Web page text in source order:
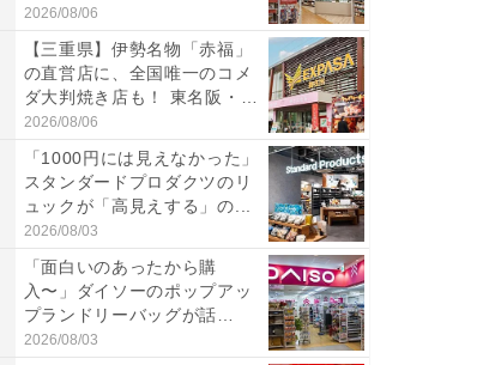
2026/08/06
【三重県】伊勢名物「赤福」
の直営店に、全国唯一のコメ
ダ大判焼き店も！ 東名阪・
伊...
2026/08/06
「1000円には見えなかった」
スタンダードプロダクツのリ
ュックが「高見えする」の...
2026/08/03
「面白いのあったから購
入〜」ダイソーのポップアッ
プランドリーバッグが話
題。“さま...
2026/08/03